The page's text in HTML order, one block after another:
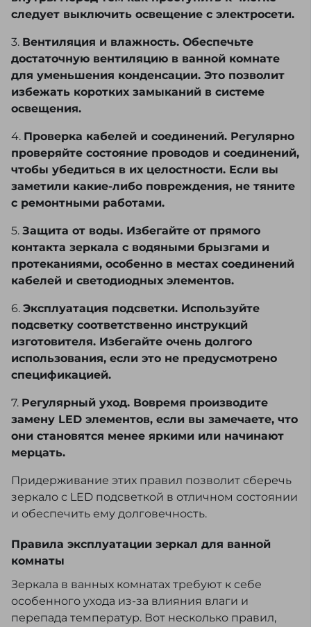
следует выключить освещение с электросети.
3. Вентиляция и влажность. Обеспечьте
достаточную вентиляцию в ванной комнате
для уменьшения конденсации. Это позволит
избежать коротких замыканий в системе
освещения.
4. Проверка кабелей и соединений. Регулярно
проверяйте состояние проводов и соединений,
чтобы убедиться в их целостности. Если вы
заметили какие-либо повреждения, не тяните
с ремонтными работами.
5. Защита от воды. Избегайте от прямого
контакта зеркала с водяными брызгами и
протеканиями, особенно в местах соединений
кабелей и светодиодных элементов.
6. Эксплуатация подсветки. Используйте
подсветку соответственно инструкций
изготовителя. Избегайте очень долгого
использования, если это не предусмотрено
спецификацией.
7. Регулярный уход. Вовремя производите
замену LED элементов, если вы замечаете, что
они становятся менее яркими или начинают
мерцать.
Придерживание этих правил позволит сберечь
зеркало с LED подсветкой в отличном состоянии
и обеспечить ему долговечность.
Правила эксплуатации зеркал для ванной
комнаты
Зеркала в ванных комнатах требуют к себе
особенного ухода из-за влияния влаги и
перепада температур. Вот несколько правил,